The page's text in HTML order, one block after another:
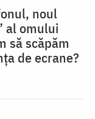
noul
al omului
să scăpăm
de ecrane?